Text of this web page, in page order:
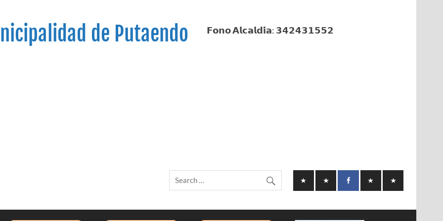
de Putaendo 𝗙𝗼𝗻𝗼 𝗔𝗹𝗰𝗮𝗹𝗱𝗶́𝗮: 𝟯𝟰𝟮𝟰𝟯𝟭𝟱𝟱𝟮